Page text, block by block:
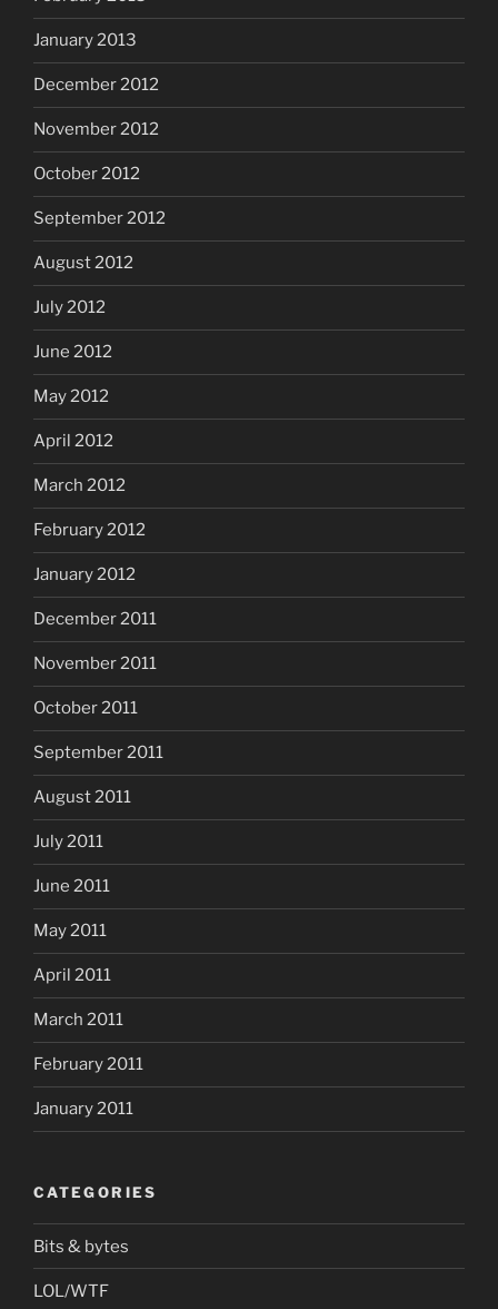
January 2013
December 2012
November 2012
October 2012
September 2012
August 2012
July 2012
June 2012
May 2012
April 2012
March 2012
February 2012
January 2012
December 2011
November 2011
October 2011
September 2011
August 2011
July 2011
June 2011
May 2011
April 2011
March 2011
February 2011
January 2011
CATEGORIES
Bits & bytes
LOL/WTF